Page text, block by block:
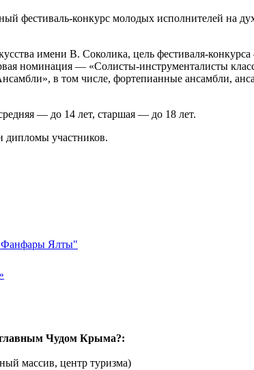
фестиваль-конкурс молодых исполнителей на
имени В. Соколика, цель фестиваля-
номинация — «Солисты-инструменталисты
в том числе, фортепианные ансамбли,
— до 14 лет, старшая — до 18 лет.
дипломы участников.
"Фанфары Ялты"
Чудом Крыма?:
массив, центр туризма)